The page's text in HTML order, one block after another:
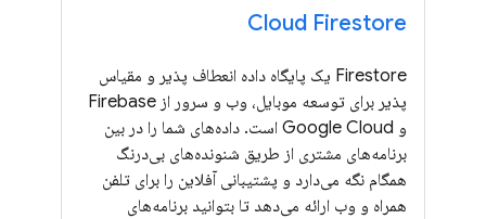
Cloud Firestore
Firestore یک پایگاه داده انعطاف پذیر و مقیاس
پذیر برای توسعه موبایل، وب و سرور از Firebase
و Google Cloud است. داده‌های شما را در بین
برنامه‌های مشتری از طریق شنونده‌های بی‌درنگ
همگام نگه می‌دارد و پشتیبانی آفلاین را برای تلفن
همراه و وب ارائه می‌دهد تا بتوانید برنامه‌های